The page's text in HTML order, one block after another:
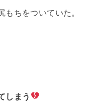
もちをついていた。
しまう